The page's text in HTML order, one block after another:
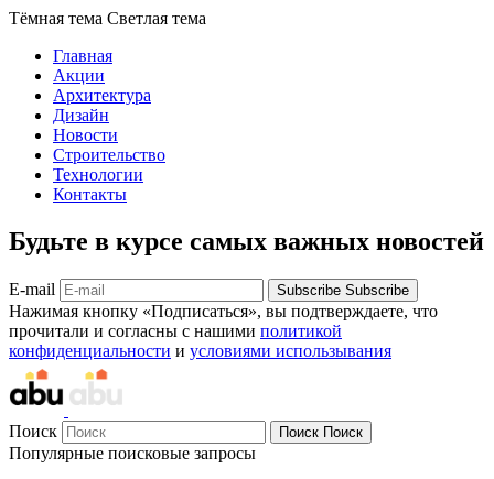
Тёмная тема Светлая тема
Главная
Акции
Архитектура
Дизайн
Новости
Строительство
Технологии
Контакты
Будьте в курсе самых важных новостей
E-mail Subscribe Subscribe
Нажимая кнопку «Подписаться», вы подтверждаете, что
прочитали и согласны с нашими политикой
конфиденциальности и условиями использывания
Поиск Поиск Поиск
Популярные поисковые запросы